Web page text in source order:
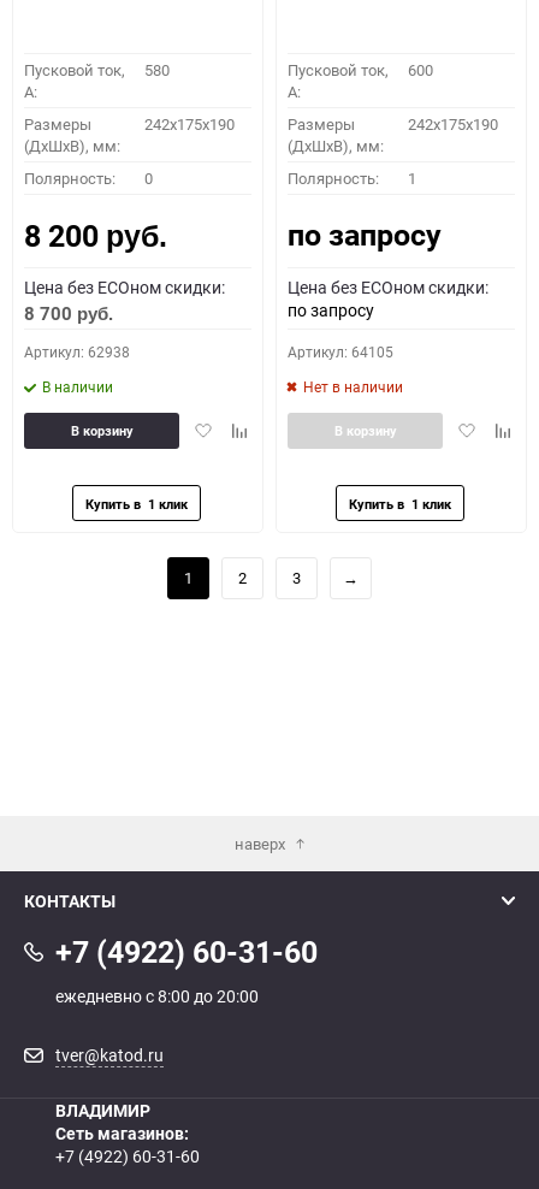
Пусковой ток,
A:
580
Размеры
(ДхШхВ), мм:
242x175x190
Полярность: 0
8 200 руб.
Цена без ECOном скидки:
8 700 руб.
Артикул: 62938
В наличии
ДобавитьДобавить
В корзину
Пусковой ток,
A:
600
Размеры
(ДхШхВ), мм:
242x175x190
Полярность: 1
по запросу
Цена без ECOном скидки:
по запросу
Артикул: 64105
Нет в наличии
Добавить
В корзину
1 2 3 →
наверх
КОНТАКТЫ
+7 (4922) 60-31-60
ежедневно с 8:00 до 20:00
tver@katod.ru
ВЛАДИМИР
Сеть магазинов:
+7 (4922) 60-31-60